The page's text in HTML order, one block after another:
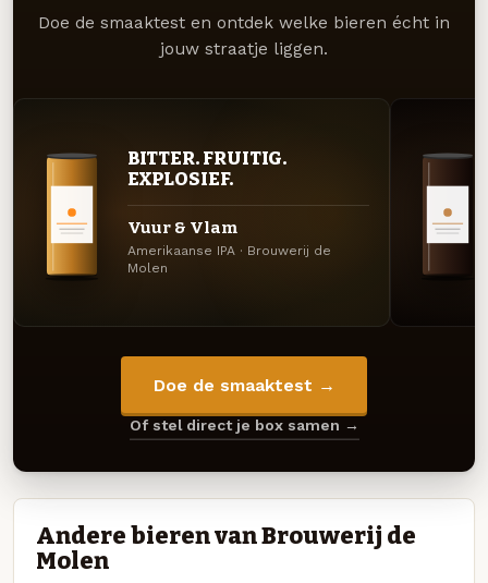
Doe de smaaktest en ontdek welke bieren écht in
jouw straatje liggen.
BITTER. FRUITIG.
EXPLOSIEF.
Vuur & Vlam
Amerikaanse IPA · Brouwerij de
Molen
Doe de smaaktest →
Of stel direct je box samen →
Andere bieren van Brouwerij de
Molen